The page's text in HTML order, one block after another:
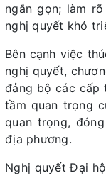
ngắn gọn; làm
nghị quyết khó
Bên cạnh việc
nghị quyết,
đảng bộ các cấp
tầm quan trọng
quan trọng,
địa phương.
Nghị quyết Đại